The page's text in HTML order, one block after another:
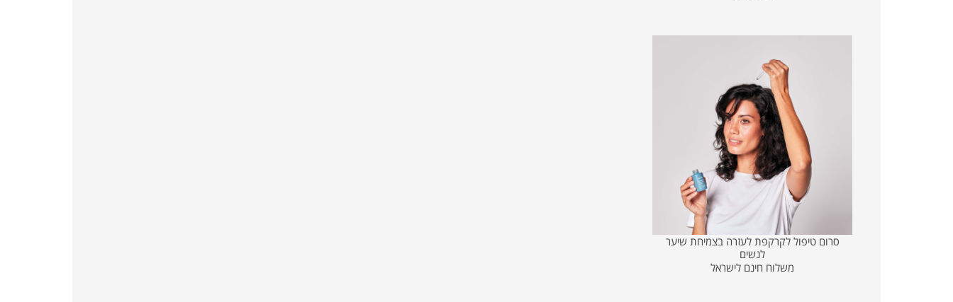
סרום טיפול לקרקפת לעזרה בצמיחת שיער
לנשים
משלוח חינם לישראל